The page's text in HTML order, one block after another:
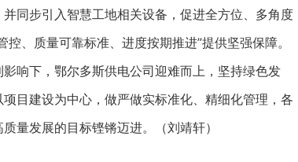
同步引入智慧工地相关设备，促进全方位、多角度
、质量可靠标准、进度按期推进”提供坚强保障。
下，鄂尔多斯供电公司迎难而上，坚持绿色发
目建设为中心，做严做实标准化、精细化管理，各
量发展的目标铿锵迈进。（刘靖轩）